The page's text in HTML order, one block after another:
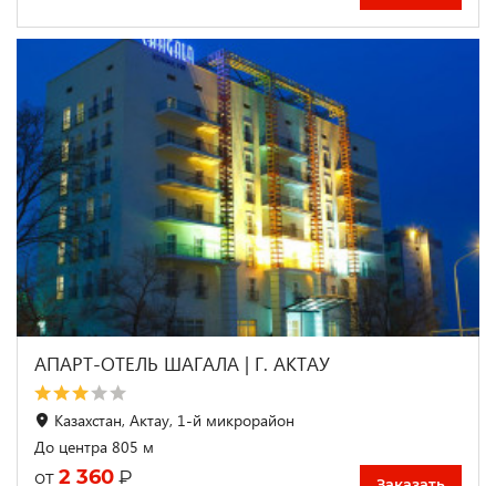
АПАРТ-ОТЕЛЬ ШАГАЛА | Г. АКТАУ
Казахстан, Актау, 1-й микрорайон
До центра 805 м
от 2 360 ₽